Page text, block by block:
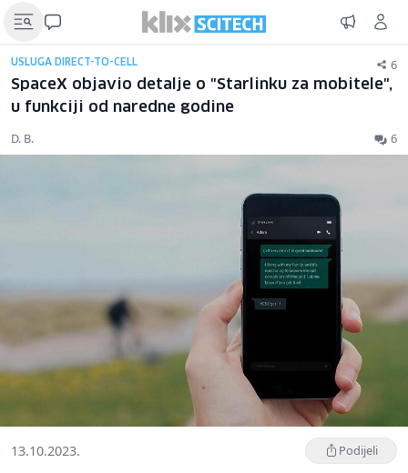
USLUGA DIRECT-TO-CELL 6
SpaceX objavio detalje o "Starlinku za mobitele",
u funkciji od naredne godine
D. B. 6
13.10.2023. Podijeli